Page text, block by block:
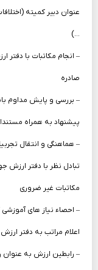
عنوان دبیر کمیته
…)
– انجام مکاتبات با
صادره
– بررسی و پایش مداوم
پیشنهاد به همراه
– هماهنگی و انتقال
تبادل نظر با دفتر
مکاتبات غیر ضروری
– احصاء نیاز های
اعلام مراتب به دفتر ارزش
– رابطین ارزش به عنوان